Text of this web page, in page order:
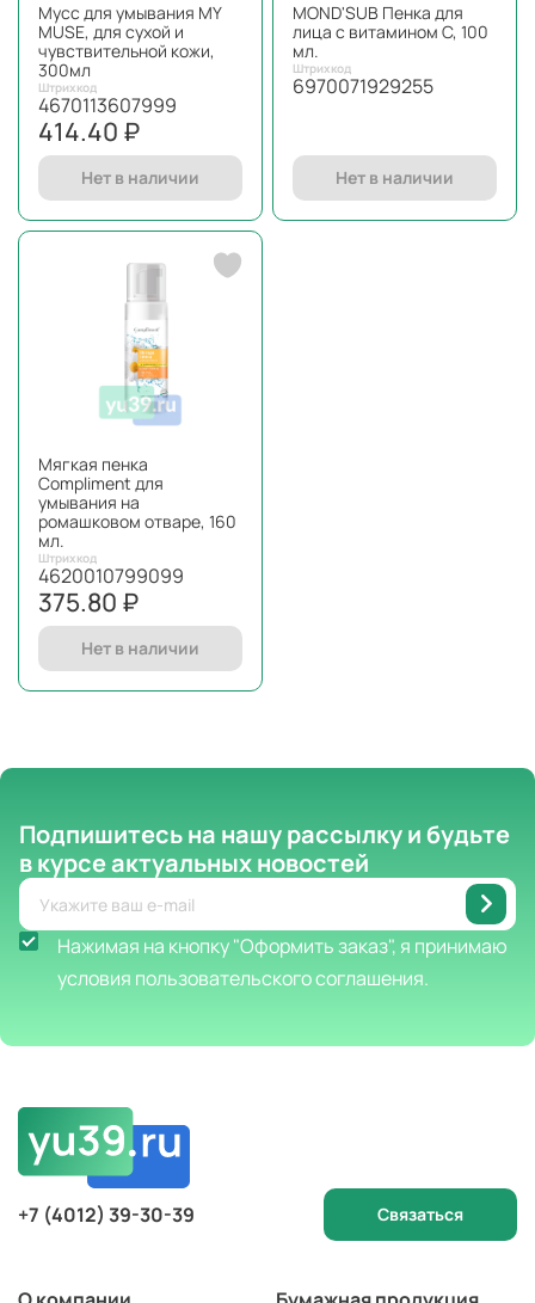
Мусс для умывания MY
MUSE, для сухой и
чувствительной кожи,
300мл
Штрихкод
4670113607999
414.40 ₽
Нет в наличии
MOND'SUB Пенка для
лица с витамином С, 100
мл.
Штрихкод
6970071929255
Нет в наличии
Мягкая пенка
Compliment для
умывания на
ромашковом отваре, 160
мл.
Штрихкод
4620010799099
375.80 ₽
Нет в наличии
Подпишитесь на нашу рассылкуи будьте
в курсе актуальных новостей
Нажимая на кнопку "Оформить заказ", я принимаю
условия пользовательского соглашения.
+7 (4012) 39-30-39 Связаться